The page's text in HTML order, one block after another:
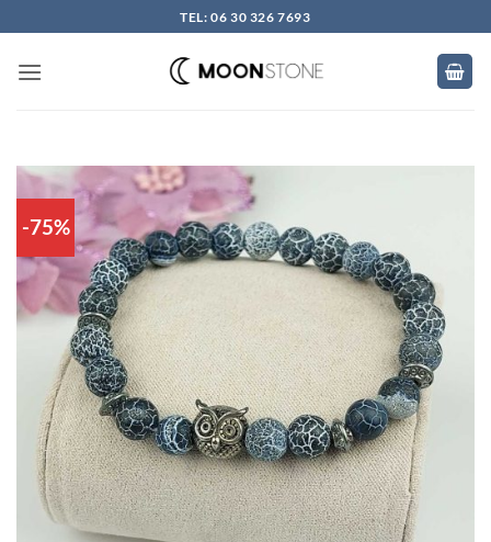
to
content
TEL: 06 30 326 7693
-75%